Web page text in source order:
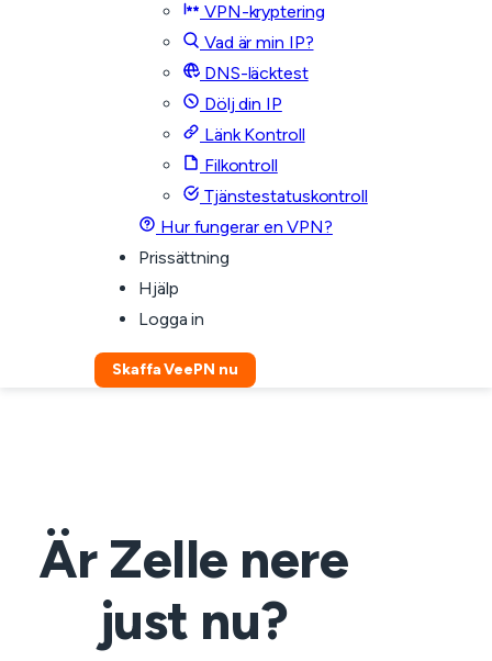
VPN-kryptering
Vad är min IP?
DNS-läcktest
Dölj din IP
Länk Kontroll
Filkontroll
Tjänstestatuskontroll
Hur fungerar en VPN?
Prissättning
Hjälp
Logga in
Skaffa VeePN nu
Är Zelle nere
just nu?